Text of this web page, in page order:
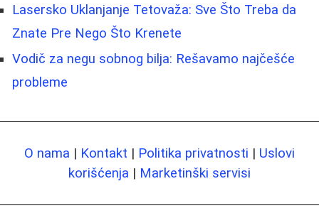
Lasersko Uklanjanje Tetovaža: Sve Što Treba da
Znate Pre Nego Što Krenete
Vodič za negu sobnog bilja: Rešavamo najčešće
probleme
O nama | Kontakt | Politika privatnosti | Uslovi
korišćenja | Marketinški servisi